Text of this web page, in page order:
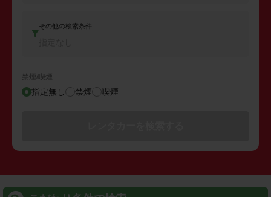
その他の検索条件
禁煙/喫煙
指定無し 禁煙 喫煙